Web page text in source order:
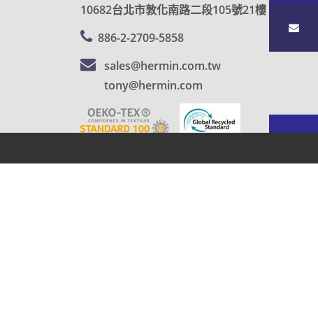
10682台北市敦化南路二段105號21樓
886-2-2709-5858
sales@hermin.com.tw
tony@hermin.com